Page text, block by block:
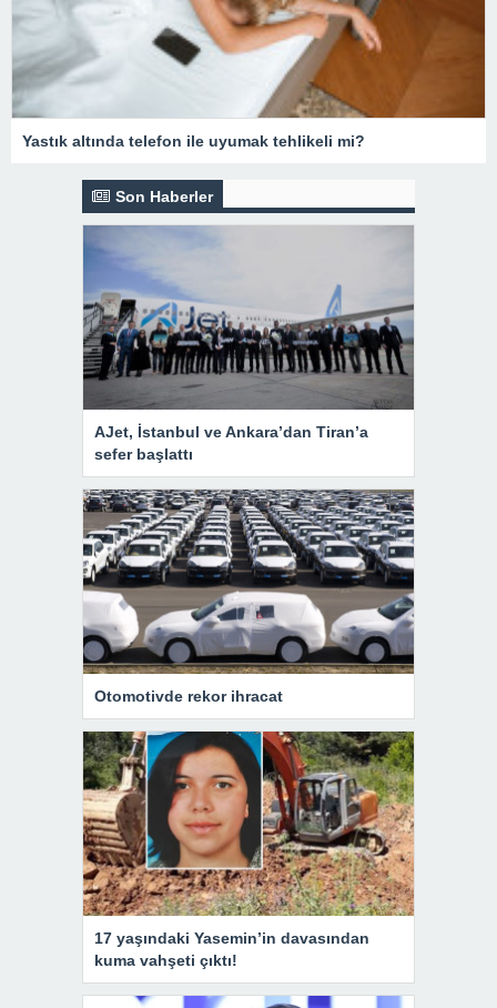
Yastık altında telefon ile uyumak tehlikeli mi?
Son Haberler
AJet, İstanbul ve Ankara’dan Tiran’a
sefer başlattı
Otomotivde rekor ihracat
17 yaşındaki Yasemin’in davasından
kuma vahşeti çıktı!